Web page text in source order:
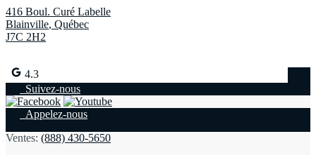
416 Boul. Curé Labelle
Blainville, Québec
J7C 2H2
4.3
Suivez-nous
Appelez-nous
Ventes: (888) 430-5650